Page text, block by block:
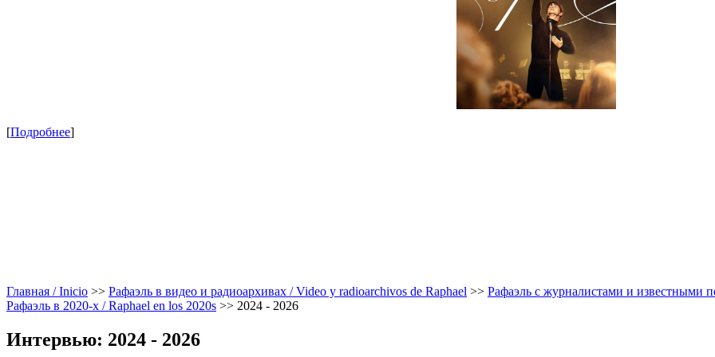
[Подробнее]
Главная / Inicio >> Рафаэль в видео и радиоархивах / Video y radioarchivos de Raphael >> Рафаэль с журналистами и известными
Рафаэль в 2020-х / Raphael en los 2020s >> 2024 - 2026
Интервью: 2024 - 2026